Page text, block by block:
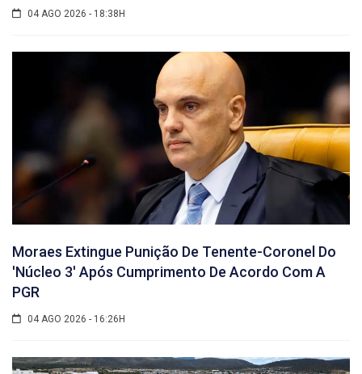
04 AGO 2026 - 18:38H
Moraes Extingue Punição De Tenente-Coronel Do
'núcleo 3' Após Cumprimento De Acordo Com A
PGR
04 AGO 2026 - 16:26H